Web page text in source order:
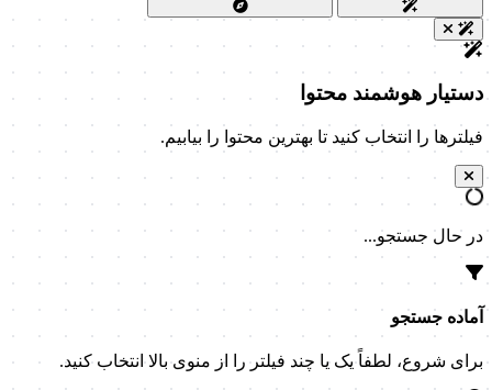
دستیار هوشمند محتوا
فیلترها را انتخاب کنید تا بهترین محتوا را بیابیم.
در حال جستجو...
آماده جستجو
برای شروع، لطفاً یک یا چند فیلتر را از منوی بالا انتخاب کنید.